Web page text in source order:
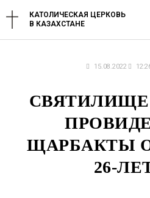
Перейти
содержимому
КАТОЛИЧЕСКАЯ ЦЕРКОВЬ
В КАЗАХСТАНЕ
15.08.2022
ЩАРБАКТЫ
26-